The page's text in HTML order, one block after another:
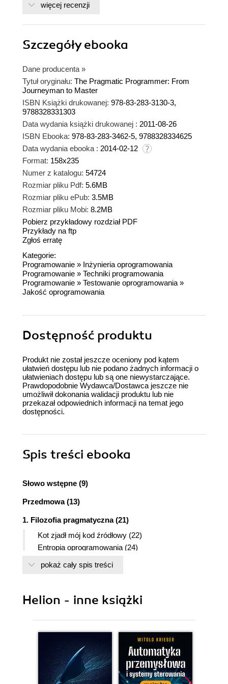
więcej recenzji
Szczegółyebooka
Dane producenta »
Tytuł oryginału: The Pragmatic Programmer: From
Journeyman to Master
ISBN Książki drukowanej: 978-83-283-3130-3,
9788328331303
Data wydania książki drukowanej : 2011-08-26
ISBN Ebooka: 978-83-283-3462-5, 9788328334625
Data wydania ebooka : 2014-02-12
Format: 158x235
Numer z katalogu: 54724
Rozmiar pliku Pdf: 5.6MB
Rozmiar pliku ePub: 3.5MB
Rozmiar pliku Mobi: 8.2MB
Pobierz przykładowy rozdział PDF
Przykłady na ftp
Zgłoś erratę
Kategorie:
Programowanie » Inżynieria oprogramowania
Programowanie » Techniki programowania
Programowanie » Testowanie oprogramowania »
Jakość oprogramowania
Dostępność produktu
Produkt nie został jeszcze oceniony pod kątem
ułatwień dostępu lub nie podano żadnych informacji o
ułatwieniach dostępu lub są one niewystarczające.
Prawdopodobnie Wydawca/Dostawca jeszcze nie
umożliwił dokonania walidacji produktu lub nie
przekazał odpowiednich informacji na temat jego
dostępności.
Spis treści ebooka
Słowo wstępne (9)
Przedmowa (13)
1. Filozofia pragmatyczna (21)
Kot zjadł mój kod źródłowy (22)
Entropia oprogramowania (24)
Zupa z kamieni i gotowane żaby (27)
Odpowiednio dobre oprogramowanie (29)
Komunikuj się! (38)
Ortogonalność (53)
Odwracalność (63)
Pociski smugowe (67)
Prototypy i karteczki samoprzylepne (72)
pokaż cały spis treści
Helion - inne książki